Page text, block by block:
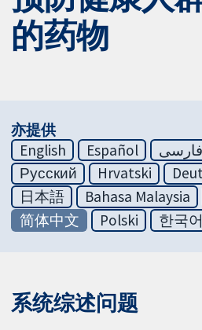
的药物
亦提供
English
Español فارسی
Русский
Hrvatski
日本語
Bahasa Malaysia
简体中文
Polski 한국어
系统综述问题